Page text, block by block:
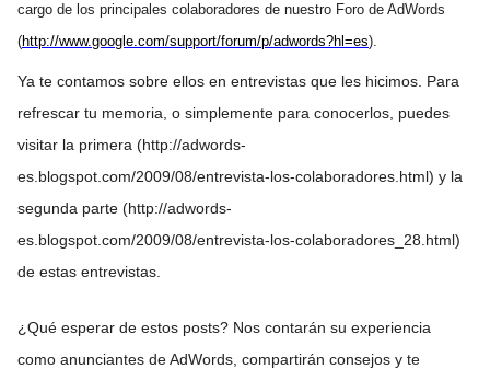
cargo de los principales colaboradores de nuestro Foro de AdWords
(http://www.google.com/support/forum/p/adwords?hl=es).
Ya te contamos sobre ellos en entrevistas que les hicimos. Para
refrescar tu memoria, o simplemente para conocerlos, puedes
visitar la primera (http://adwords-
es.blogspot.com/2009/08/entrevista-los-colaboradores.html) y la
segunda parte (http://adwords-
es.blogspot.com/2009/08/entrevista-los-colaboradores_28.html)
de estas entrevistas.
¿Qué esperar de estos posts? Nos contarán su experiencia
como anunciantes de AdWords, compartirán consejos y te